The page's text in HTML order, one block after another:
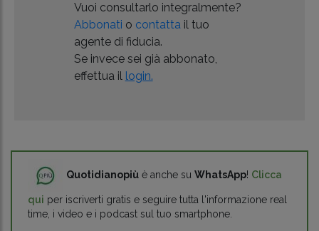
Vuoi consultarlo integralmente?
Abbonati o contattail tuo
agente di fiducia.
Se invece sei già abbonato,
effettua il login.
Quotidianopiù è anche su WhatsApp! Clicca
qui per iscriverti gratis e seguire tutta l'informazione real
time, i video e i podcast sul tuo smartphone.